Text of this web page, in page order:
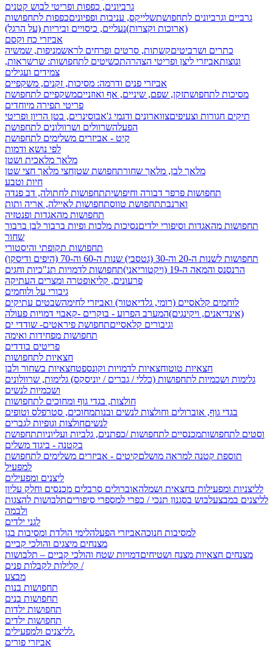
גרביונים, כפפות ופריטי לבוש קטנים
גרביים וגרביונים לתחפושתשלייקס, עניבות ופפיוניםכפפות לתחפושות
(ארוכות וקצרות)נעליים, כיסויים וביריות (על הרגל)
אביזרי כח וקסם
כתרים ושרביטיםקשתות, סרטים ופרחים לראשמניפות, שמשיה
ונוצותאביזרי ליצן ופריטי הצהרהתכשיטים לתחפושות: שרשראות,
צמידים ועגילים
אביזרי פנים ודרמה: מסיכות, זקנים, משקפיים
מסיכות לתחפושתזקן, שפם, שיניים, אף ואוזנייםמשקפיים לתחפושת
פריטי תפירה מיוחדים
תיקים חגורות וצעיפיםצווארונים ודגמי ג'אבוסינרים, בטן הריון ופריטי
הפעלהשרוולים ושרוולונים לתחפושת
קיט - אביזרים משלימים לתחפושת
לפי נושא ודמות
מלאך מלאכית ושטן
מלאך לבן, מלאך שחורתחפושת שטןחצי מלאך חצי שטן
חיות וטבע
תחפושות פרפר דבורה וחיפושיתתחפושות לחתולה, דב פנדה
וארנבתתחפושת טווסתחפושות לאיילה, אריה ותות
תחפושות מהאגדות ופנטזיה
תחפושות מהאגדות וסיפורי ילדיםנסיכות מלכות ופיות ברבור לבן ברבור
שחור
תחפושות תקופתי והיסטורי
תחפושות לשנות ה-20 וה-30 (גטסבי)
שנות ה-60 וה-70 (היפים ודיסקו)
הרנסנס והמאה ה-19 (ויקטוריאני)
תחפושות לדמויות תנ"כיות וחגים
פרעונים, קליאופטרה ומצרים העתיקה
גיבורי על ולוחמים
לוחמים קלאסיים (רומי, גלדיאטור) ואביזרי לחימהשבטים עתיקים
(אינדיאנים, ויקינגים)המערב הפרוע - בוקרים -קאבוי דמויות פעולה
וגיבורים קלאסייםתחפושת פיראטים- שודדי ים
תחפושות מפחידות ואימה
פריטים בודדים
חצאיות לתחפושות
חצאיות טוטוחצאיות לדמויות וקונספטחצאיות בשחור ולבן
גלימות ושכמיות לתחפושות (כללי / גברים / יוניסקס) גלימות, שרוולונים
ושכמיות לנשים
חולצות, בגדי גוף ומחוכים לתחפושות
בגדי גוף, אוברולים וחולצות לנשים ובנותמחוכים, סטרפלס וטופים
לנשיםחולצות וגופיות לגברים
וסטים לתחפושותמכנסיים לתחפושות /כפתנים, גלביות ועליוניותתחפושת
בקטנה - ביגוד משלים
תוספת קטנה למראה מושלםקיטים - אביזרים משלימים לתחפושת
למפעיל
ליצנים ומפעילים
לליצניות ומפעילות בחצאית ושמלהאוברולים סרבלים מכנסים וחלק עליון
לליצנים במבצעלבוש בסגנון תנכי / כפרי למספרי סיפוריםתלבושות להצגות
ולבמה
לגני ילדים
למסיבות חנוכהאביזרי הפעלהלימי הולדת ומסיבות בגן
מצנחים מיצגים והולכי קביים
מצנחים חצאיות מצנח ושטיחיםדמויות שטח והולכי קביים – תלבושות
קלילות לקבלות פנים /
מבצע
תחפושות בנות
תחפושות בנים
תחפושות ילדות
תחפושות ילדים
לליצנים ולמפעילים.
אביזרי פורים